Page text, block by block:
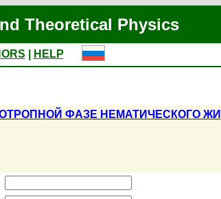
Theoretical Physics
HELP
ФАЗЕ НЕМАТИЧЕСКОГО